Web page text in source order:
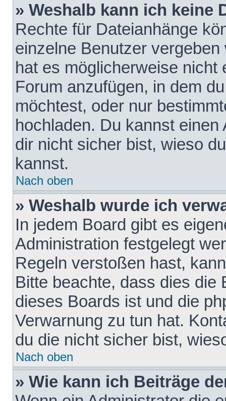
» Weshalb kann ich keine
Rechte für Dateianhänge
einzelne Benutzer
hat es möglicherweise nicht
Forum anzufügen, in dem
möchtest, oder nur
hochladen. Du kannst
dir nicht sicher bist, wieso
kannst.
Nach oben
» Weshalb wurde ich
In jedem Board gibt es
Administration festgelegt
Regeln verstoßen hast,
Bitte beachte, dass dies die
dieses Boards ist und die
Verwarnung zu tun hat.
du die nicht sicher bist,
Nach oben
» Wie kann ich Beiträge